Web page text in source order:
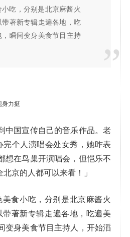
吃，分别是北京麻酱火
著新专辑走遍各地，吃
瞬间变身美食节目主持
身力挺
中国宣传自己的音乐作品。老
个人演唱会处女秀，她昨表
想在鸟巢开演唱会，但恺乐不
京的人都可以来看！」
食小吃，分别是北京麻酱火
著新专辑走遍各地，吃遍美
变身美食节目主持人，开始滔